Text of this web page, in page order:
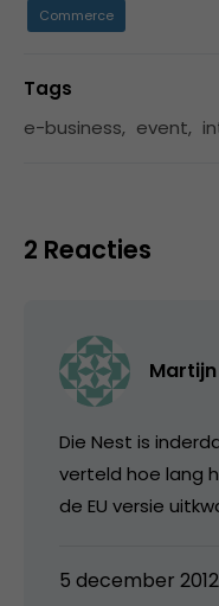
Commerce
Tags
e-business, event,
2 Reacties
Die Nest is
verteld hoe lang
de EU versie
5 december